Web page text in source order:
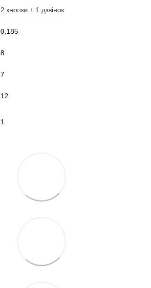
2 кнопки + 1 дзвінок
0,185
8
7
12
1